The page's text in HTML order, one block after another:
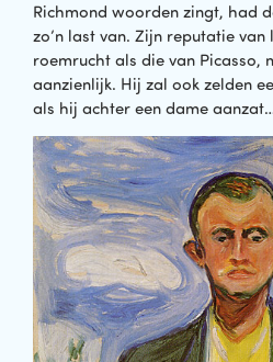
Richmond woorden zingt, had
zo’n last van. Zijn reputatie
roemrucht als die van Picasso,
aanzienlijk. Hij zal ook zelden
als hij achter een dame